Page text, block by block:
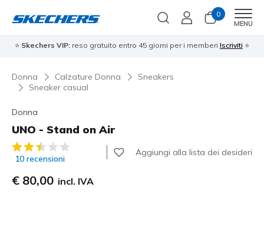
0
MENU
⭐ Skechers VIP: reso gratuito entro 45 giorni per i memberi Iscriviti ⭐
Donna Calzature Donna
Sneakers
Sneaker casual
Donna
UNO - Stand on Air
Valutazione cliente 3,5 su 5
10 recensioni
Aggiungi alla lista dei desideri
€ 80,00 incl. IVA